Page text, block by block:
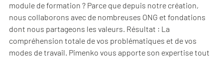
module de formation ? Parce que depuis notre création,
nous collaborons avec de nombreuses ONG et fondations
dont nous partageons les valeurs. Résultat : La
compréhension totale de vos problématiques et de vos
modes de travail. Pimenko vous apporte son expertise tout